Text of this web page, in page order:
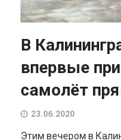
В
впервые
самолёт
23.06.2020
Этим вечером в